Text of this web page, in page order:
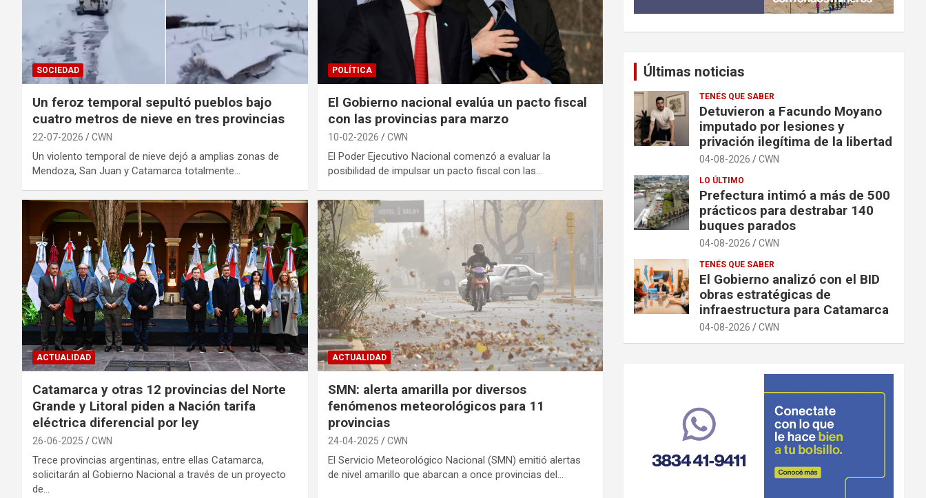
SOCIEDAD
Un feroz temporal sepultó pueblos bajo
cuatro metros de nieve en tres provincias
22-07-2026 CWN
Un violento temporal de nieve dejó a amplias zonas de
Mendoza, San Juan y Catamarca totalmente…
POLÍTICA
El Gobierno nacional evalúa un pacto fiscal
con las provincias para marzo
10-02-2026 CWN
El Poder Ejecutivo Nacional comenzó a evaluar la
posibilidad de impulsar un pacto fiscal con las…
ACTUALIDAD
Catamarca y otras 12 provincias del Norte
Grande y Litoral piden a Nación tarifa
eléctrica diferencial por ley
26-06-2025 CWN
Trece provincias argentinas, entre ellas Catamarca,
solicitarán al Gobierno Nacional a través de un proyecto
de…
ACTUALIDAD
SMN: alerta amarilla por diversos
fenómenos meteorológicos para 11
provincias
24-04-2025 CWN
El Servicio Meteorológico Nacional (SMN) emitió alertas
de nivel amarillo que abarcan a once provincias del…
Últimas noticias
TENÉS QUE SABER
Detuvieron a Facundo Moyano
imputado por lesiones y
privación ilegítima de la libertad
04-08-2026 CWN
LO ÚLTIMO
Prefectura intimó a más de 500
prácticos para destrabar 140
buques parados
04-08-2026 CWN
TENÉS QUE SABER
El Gobierno analizó con el BID
obras estratégicas de
infraestructura para Catamarca
04-08-2026 CWN